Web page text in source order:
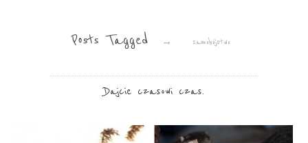
Posts Tagged → samobójstwo
Dajcie czasowi czas.